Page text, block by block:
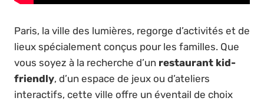
Paris, la ville des lumières, regorge d’activités et de
lieux spécialement conçus pour les familles. Que
vous soyez à la recherche d’un restaurant kid-
friendly, d’un espace de jeux ou d’ateliers
interactifs, cette ville offre un éventail de choix